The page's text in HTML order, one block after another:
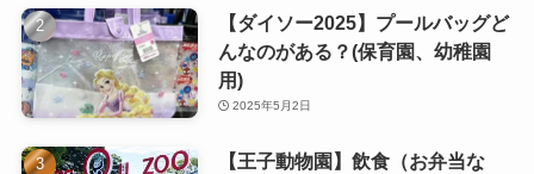
【ダイソー2025】プールバッグど
んなのがある？(保育園、幼稚園
用)
2025年5月2日
【王子動物園】飲食（お弁当な